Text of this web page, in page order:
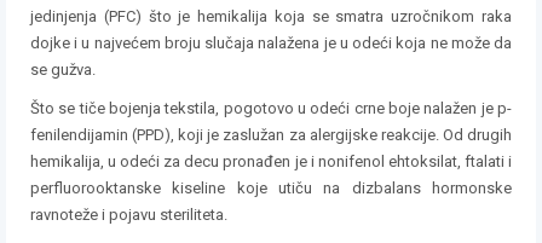
jedinjenja (PFC) što je hemikalija koja se smatra uzročnikom raka
dojke i u najvećem broju slučaja nalažena je u odeći koja ne može da
se gužva.
Što se tiče bojenja tekstila, pogotovo u odeći crne boje nalažen je p-
fenilendijamin (PPD), koji je zaslužan za alergijske reakcije. Od drugih
hemikalija, u odeći za decu pronađen je i nonifenol ehtoksilat, ftalati i
perfluorooktanske kiseline koje utiču na dizbalans hormonske
ravnoteže i pojavu steriliteta.